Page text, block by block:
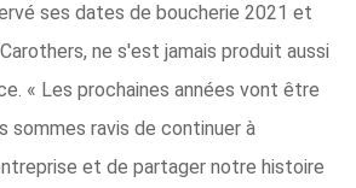
ses dates de boucherie 2021 et
ne s'est jamais produit aussi
« Les prochaines années vont être
sommes ravis de continuer à
et de partager notre histoire